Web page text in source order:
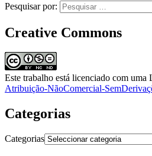
Pesquisar por:
Creative Commons
Este trabalho está licenciado com uma
Atribuição-NãoComercial-
Categorias
Categorias